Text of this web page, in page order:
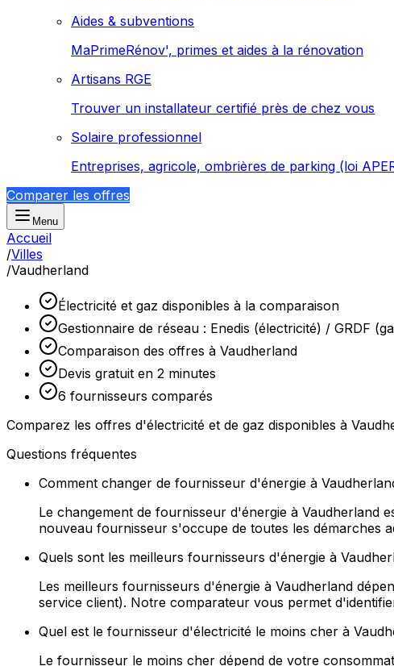
Aides & subventions
MaPrimeRénov', primes et aides à la rénovation
Artisans RGE
Trouver un installateur certifié près de chez vous
Solaire professionnel
Entreprises, agricole, ombrières de parking (loi
Comparer les offres
Menu
Accueil
/Villes
/Vaudherland
Électricité et gaz disponibles à la comparaison
Gestionnaire de réseau : Enedis (électricité) / GRDF
Comparaison des offres à Vaudherland
Devis gratuit en 2 minutes
6 fournisseurs comparés
Comparez les offres d'électricité et de gaz disponibles à
Questions fréquentes
Comment changer de fournisseur d'énergie à
Le changement de fournisseur d'énergie à Vaudherland
nouveau fournisseur s'occupe de toutes les démarches
Quels sont les meilleurs fournisseurs d'énergie à
Les meilleurs fournisseurs d'énergie à Vaudherland
service client). Notre comparateur vous permet
Quel est le fournisseur d'électricité le moins cher à
Le fournisseur le moins cher dépend de votre